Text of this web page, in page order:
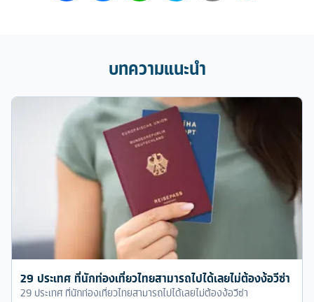
บทความแนะนำ
29 ประเทศ ที่นักท่องเที่ยวไทยสามารถไปได้เลยไม่ต้องง้อวีซ่า
29 ประเทศ ที่นักท่องเที่ยวไทยสามารถไปได้เลยไม่ต้องง้อวีซ่า